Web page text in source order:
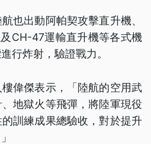
也出動阿帕契攻擊直升機、
CH-47運輸直升機等各式機
行炸射，驗證戰力。
偉傑表示，「陸航的空用武
地獄火等飛彈，將陸軍現役
訓練成果總驗收，對於提升